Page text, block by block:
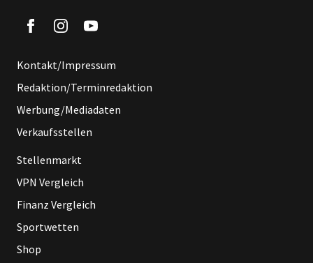
Kontakt/Impressum
Redaktion/Terminredaktion
Werbung/Mediadaten
Verkaufsstellen
Stellenmarkt
VPN Vergleich
Finanz Vergleich
Sportwetten
Shop